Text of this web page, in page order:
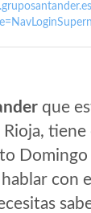
que
Rioja,
con